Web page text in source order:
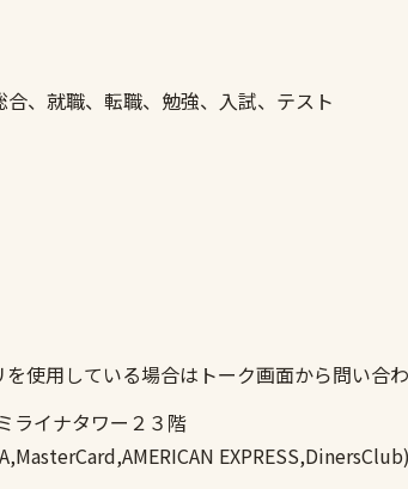
、就職、転職、勉強、入試、テスト
使用している場合はトーク画面から問い合
ライナタワー２３階